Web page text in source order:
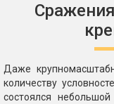
Даже
количеству
состоялся